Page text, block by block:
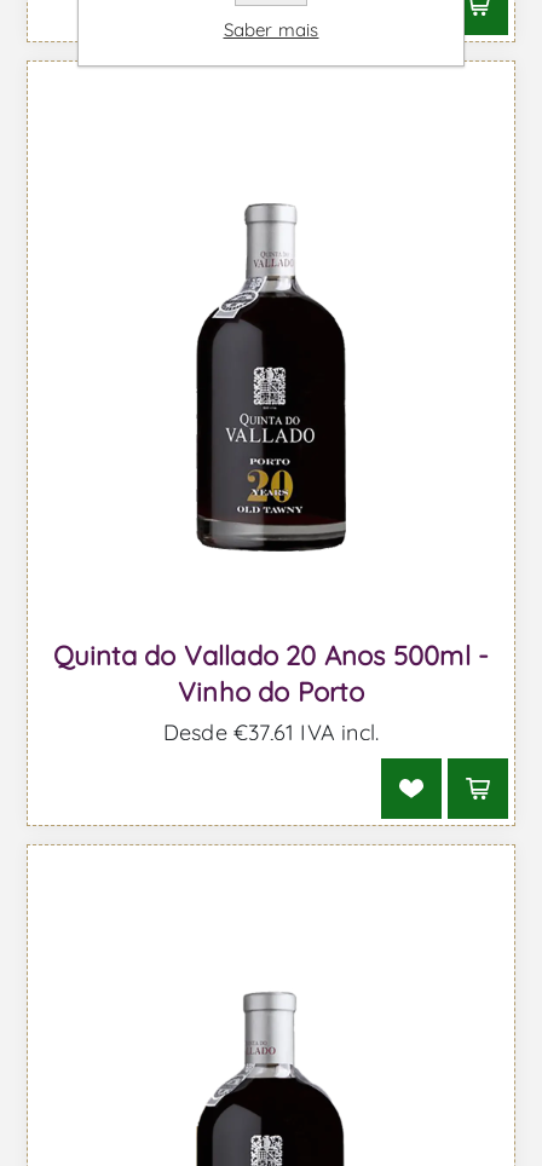
Quinta do Vallado 20 Anos 500ml -
Vinho do Porto
Desde €37,61 IVA incl.
Saber mais